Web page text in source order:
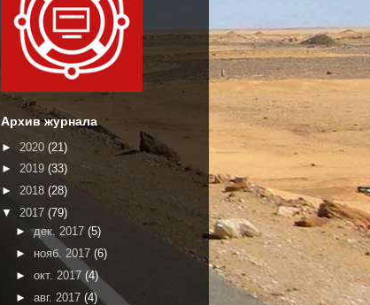
Архив журнала
► 2020 (21)
► 2019 (33)
► 2018 (28)
▼ 2017 (79)
►дек. 2017 (5)
► нояб. 2017 (6)
► окт. 2017 (4)
► авг. 2017 (4)